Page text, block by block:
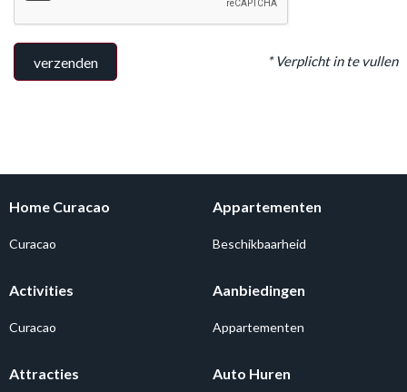
verzenden * Verplicht in te vullen
Home Curacao
Curacao
Appartementen
Beschikbaarheid
Activities
Curacao
Aanbiedingen
Appartementen
Attracties Auto Huren